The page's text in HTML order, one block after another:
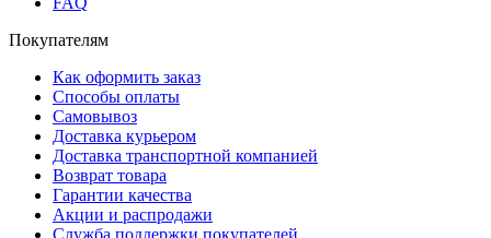
Покупателям
Как оформить заказ
Способы оплаты
Самовывоз
Доставка курьером
Доставка транспортной компанией
Возврат товара
Гарантии качества
Акции и распродажи
Служба поддержки покупателей